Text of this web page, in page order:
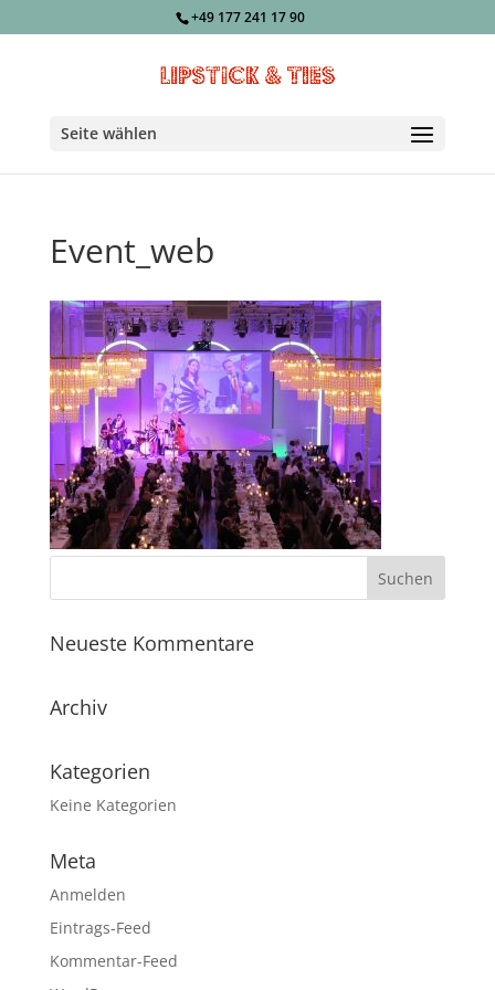
+49 177 241 17 90
Seite wählen
Event_web
Neueste Kommentare
Archiv
Kategorien
Keine Kategorien
Meta
Anmelden
Eintrags-Feed
Kommentar-Feed